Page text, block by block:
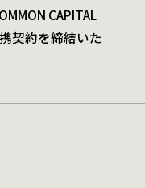
CAPITAL
契約を締結いた